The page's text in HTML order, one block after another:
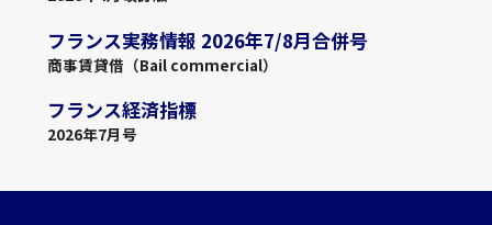
フランス実務情報 2026年7/8月合併号
商事賃貸借（Bail commercial）
フランス経済指標
2026年7月号